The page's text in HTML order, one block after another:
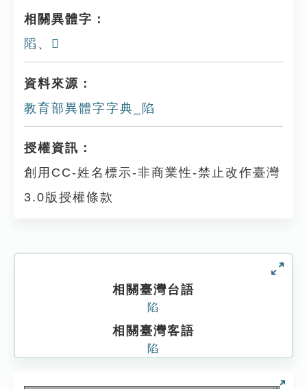
相關異體字：
䧟 、 𨺂
資料來源：
教育部異體字字典_陷
授權資訊：
創用CC-姓名標示-非商業性-禁止改作臺灣
3.0版授權條款
相關臺灣台語
陷
相關臺灣客語
陷